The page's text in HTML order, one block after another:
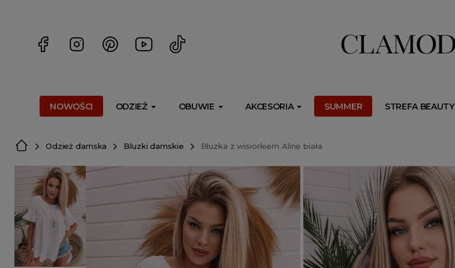
NOWOŚCI ODZIEŻ OBUWIE AKCESORIA SUMMER STREFA BEAUTY
Odzież damska Bluzki damskie Bluzka z wisiorkiem Aline biała